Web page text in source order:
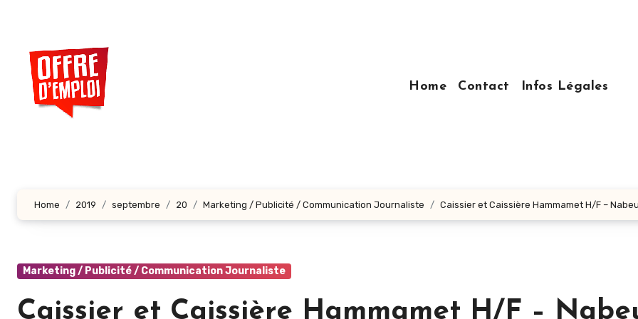
contenu
principal
Home
Contact Infos Légales
Home 2019 septembre 20 Marketing / Publicité / Communication Journaliste Caissier et Caissière Hammamet H/F –
Marketing / Publicité / Communication Journaliste
Caissier et Caissière Hammamet H/F –